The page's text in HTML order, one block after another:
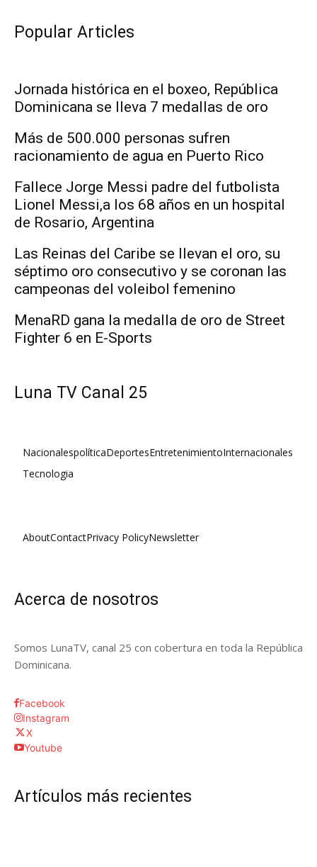
Popular Articles
Jornada histórica en el boxeo, República
Dominicana se lleva 7 medallas de oro
Más de 500.000 personas sufren
racionamiento de agua en Puerto Rico
Fallece Jorge Messi padre del futbolista
Lionel Messi,a los 68 años en un hospital
de Rosario, Argentina
Las Reinas del Caribe se llevan el oro, su
séptimo oro consecutivo y se coronan las
campeonas del voleibol femenino
MenaRD gana la medalla de oro de Street
Fighter 6 en E-Sports
Luna TV Canal 25
NacionalespolíticaDeportesEntretenimientoInternacionales
Tecnologia
AboutContactPrivacy PolicyNewsletter
Acerca de nosotros
Somos LunaTV, canal 25 con cobertura en toda la República
Dominicana.
Facebook
Instagram
X
Youtube
Artículos más recientes